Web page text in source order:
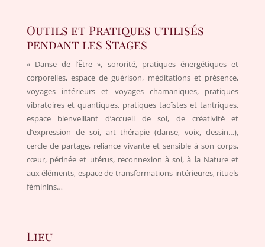
Outils et Pratiques utilisés
pendant les Stages
« Danse de l’Être », sororité, pratiques énergétiques et
corporelles, espace de guérison, méditations et présence,
voyages intérieurs et voyages chamaniques, pratiques
vibratoires et quantiques, pratiques taoïstes et tantriques,
espace bienveillant d’accueil de soi, de créativité et
d’expression de soi, art thérapie (danse, voix, dessin…),
cercle de partage, reliance vivante et sensible à son corps,
cœur, périnée et utérus, reconnexion à soi, à la Nature et
aux éléments, espace de transformations intérieures, rituels
féminins…
Lieu